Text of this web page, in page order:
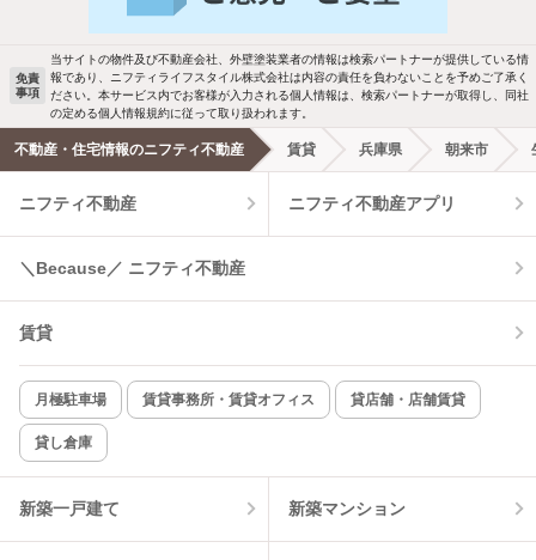
駐車場あり ペット相談
洗濯機置場あり 独立洗面台
エアコンあり 都市ガス
温水洗浄便座 オートロック
コンロ2口以上
新着のみ インターネット無料
該当件数:
4
免責
事項
当サイトの物件及び不動産会社、外壁塗装業者の情報は検索パートナーが提供している情
報であり、ニフティライフスタイル株式会社は内容の責任を負わないことを予めご了承く
ださい。本サービス内でお客様が入力される個人情報は、検索パートナーが取得し、同社
の定める個人情報規約に従って取り扱われます。
不動産・住宅情報のニフティ不動産 賃貸 兵庫県 朝来市
ニフティ不動産 ニフティ不動産アプリ
＼Because／ ニフティ不動産
賃貸
月極駐車場 賃貸事務所・賃貸オフィス 貸店舗・店舗賃貸
貸し倉庫
新築一戸建て 新築マンション